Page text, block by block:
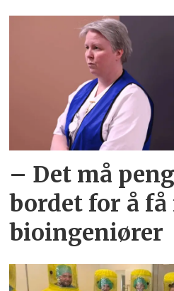
– Det må
bordet for å få
bioingeniører